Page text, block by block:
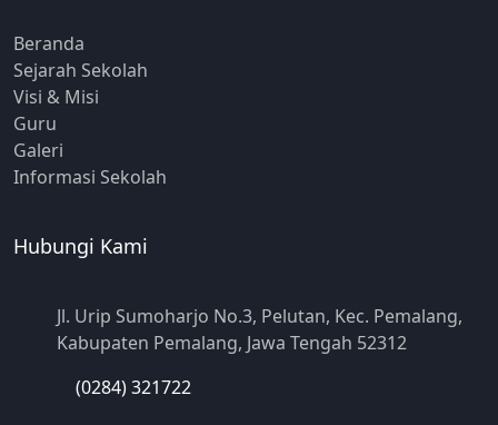
Beranda
Sejarah Sekolah
Visi & Misi
Guru
Galeri
Informasi Sekolah
Hubungi Kami
Jl. Urip Sumoharjo No.3, Pelutan, Kec. Pemalang,
Kabupaten Pemalang, Jawa Tengah 52312
(0284) 321722